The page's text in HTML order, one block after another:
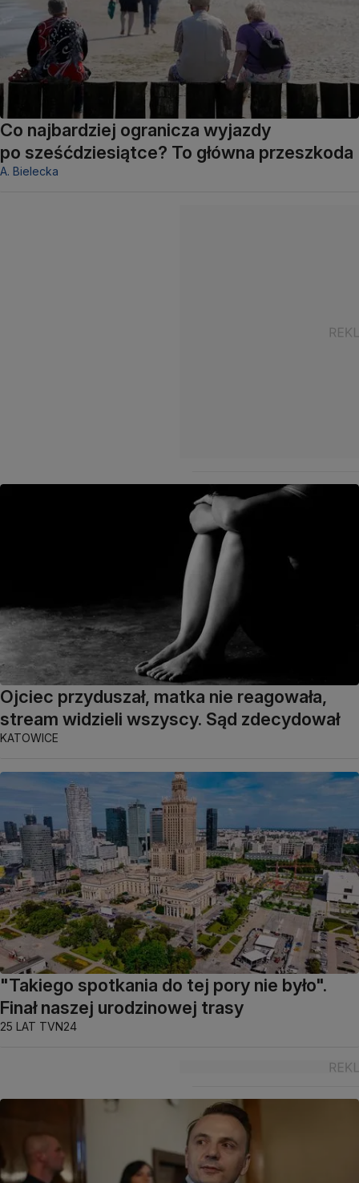
Co najbardziej ogranicza wyjazdy
po sześćdziesiątce? To główna przeszkoda
A. Bielecka
Ojciec przyduszał, matka nie reagowała,
stream widzieli wszyscy. Sąd zdecydował
KATOWICE
"Takiego spotkania do tej pory nie było".
Finał naszej urodzinowej trasy
25 LAT TVN24